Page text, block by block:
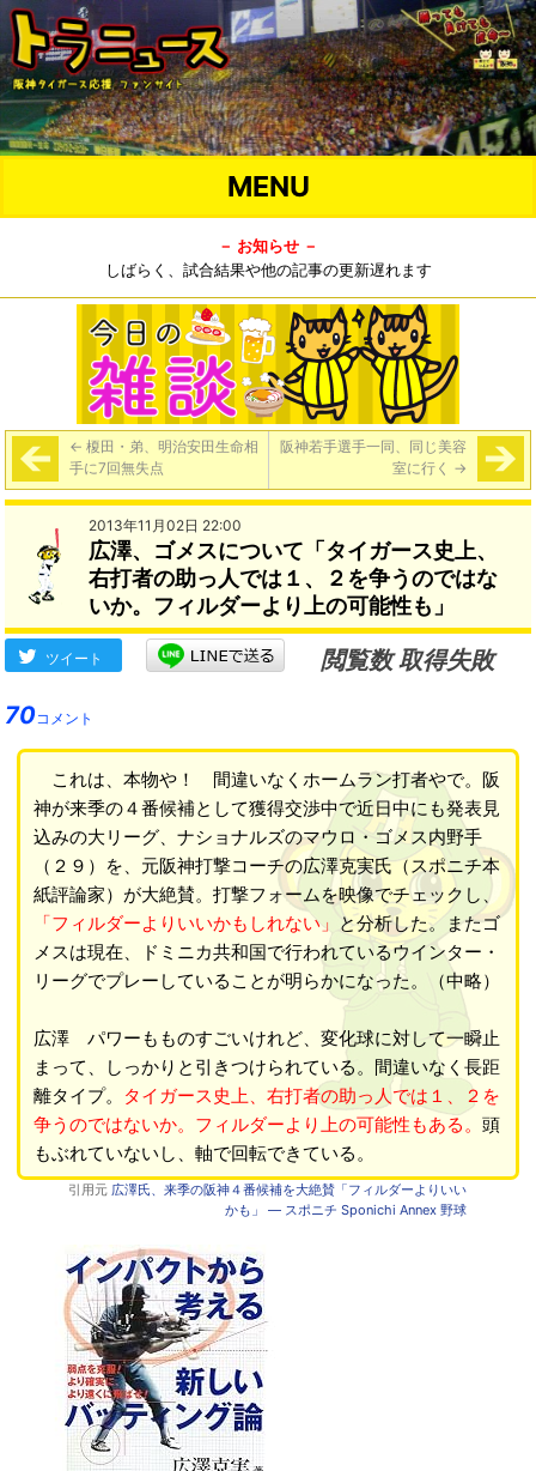
MENU
－ お知らせ －
しばらく、試合結果や他の記事の更新遅れます
← 榎田・弟、明治安田生命相
手に7回無失点
阪神若手選手一同、同じ美容
室に行く →
2013年11月02日 22:00
広澤、ゴメスについて「タイガース史上、
右打者の助っ人では１、２を争うのではな
いか。フィルダーより上の可能性も」
ツイート
閲覧数 取得失敗
70コメント
これは、本物や！ 間違いなくホームラン打者やで。阪
神が来季の４番候補として獲得交渉中で近日中にも発表見
込みの大リーグ、ナショナルズのマウロ・ゴメス内野手
（２９）を、元阪神打撃コーチの広澤克実氏（スポニチ本
紙評論家）が大絶賛。打撃フォームを映像でチェックし、
「フィルダーよりいいかもしれない」 と分析した。またゴ
メスは現在、ドミニカ共和国で行われているウインター・
リーグでプレーしていることが明らかになった。（中略）
広澤 パワーもものすごいけれど、変化球に対して一瞬止
まって、しっかりと引きつけられている。間違いなく長距
離タイプ。
タイガース史上、右打者の助っ人では１、２を
争うのではないか。フィルダーより上の可能性もある。 頭
もぶれていないし、軸で回転できている。
引用元 広澤氏、来季の阪神４番候補を大絶賛「フィルダーよりいい
かも」 ― スポニチ Sponichi Annex 野球